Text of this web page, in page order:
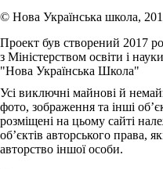
© Нова Українська школа,
Проект був створений 2017
з Міністерством освіти і
"Нова Українська Школа"
Усі виключні майнові й
фото, зображення та інші
розміщені на цьому сайті
об’єктів авторського права,
авторство іншої особи.